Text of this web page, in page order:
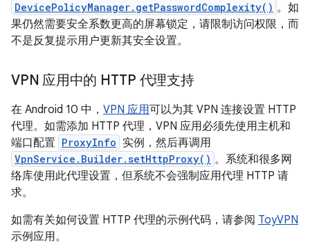
DevicePolicyManager.getPasswordComplexity() 。如
果仍然需要安全系数更高的屏幕锁定，请限制访问权限，而
不是反复提示用户更新其安全设置。
VPN 应用中的 HTTP 代理支持
在 Android 10 中， VPN 应用可以为其 VPN 连接设置 HTTP
代理。如需添加 HTTP 代理，VPN 应用必须先使用主机和
端口配置 ProxyInfo 实例，然后再调用
VpnService.Builder.setHttpProxy() 。系统和很多网
络库使用此代理设置，但系统不会强制应用代理 HTTP 请
求。
如需有关如何设置 HTTP 代理的示例代码，请参阅 ToyVPN
示例应用。